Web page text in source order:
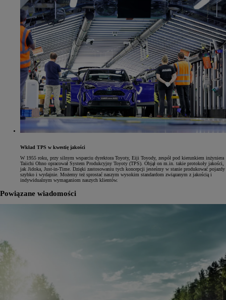
Wkład TPS w kwestię jakości
W 1955 roku, przy silnym wsparciu dyrektora Toyoty, Eiji Toyody, zespół pod kierunkiem inżyniera
Taiichi Ohno opracował System Produkcyjny Toyoty (TPS). Objął on m.in. takie protokoły jakości,
jak Jidoka, Just-in-Time. Dzięki zastosowaniu tych koncepcji jesteśmy w stanie produkować pojazdy
szybko i wydajnie. Możemy też sprostać naszym wysokim standardom związanym z jakością i
indywidualnym wymaganiom naszych klientów.
Powiązane wiadomości